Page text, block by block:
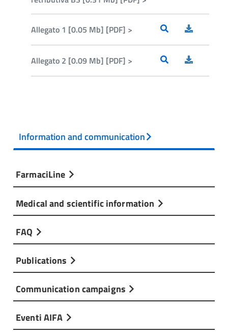
Allegato 1 [0.05 Mb] [PDF] >
Allegato 2 [0.09 Mb] [PDF] >
Information and communication
FarmaciLine
Medical and scientific information
FAQ
Publications
Communication campaigns
Eventi AIFA